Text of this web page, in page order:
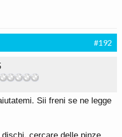
#192
Sii freni se ne legge